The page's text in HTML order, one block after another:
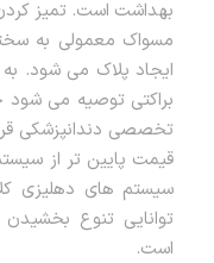
بهداشت است. تمیز
مسواک معمولی به
ایجاد پلاک می شود.
تخصصی دندانپزشکی
قیمت پایین تر از
سیستم های دهلیزی
توانایی تنوع بخشیدن
است.